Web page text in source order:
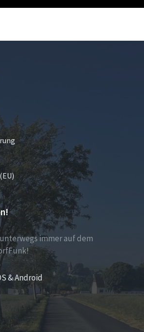
immer auf dem
& Android